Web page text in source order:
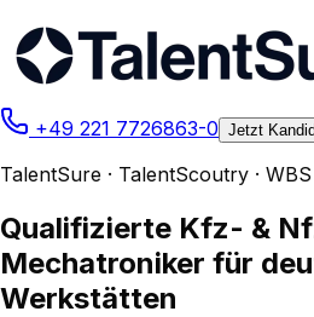
+49 221 7726863-0 Jetzt
TalentSure · TalentScoutry ·
Qualifizierte Kfz- &
Mechatroniker für
Werkstätten